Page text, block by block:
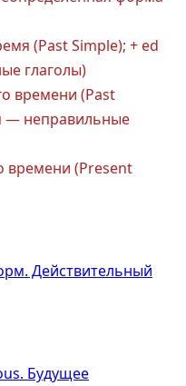
(Past Simple); + ed
глаголы)
времени (Past
— неправильные
времени (Present
Действительный
Будущее